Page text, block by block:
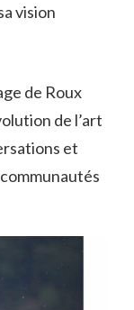
vision
de Roux
de l’art
et